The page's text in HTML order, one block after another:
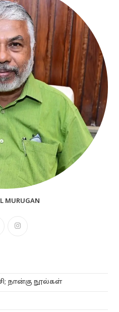
MURUGAN
Opens
நான்கு நூல்கள்